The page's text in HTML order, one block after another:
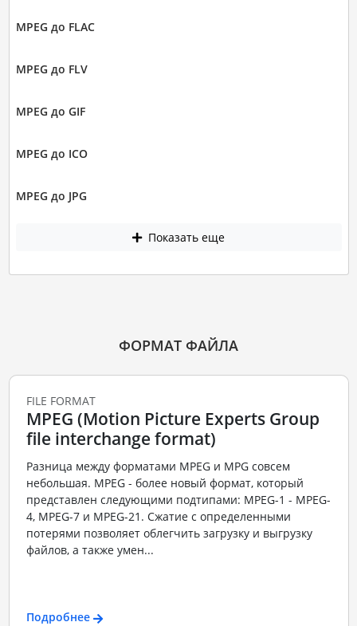
MPEG до FLAC
MPEG до FLV
MPEG до GIF
MPEG до ICO
MPEG до JPG
Показать еще
ФОРМАТ ФАЙЛА
FILE FORMAT
MPEG (Motion Picture Experts Group
file interchange format)
Разница между форматами MPEG и MPG совсем
небольшая. MPEG - более новый формат, который
представлен следующими подтипами: MPEG-1 - MPEG-
4, MPEG-7 и MPEG-21. Сжатие с определенными
потерями позволяет облегчить загрузку и выгрузку
файлов, а также умен...
Подробнее